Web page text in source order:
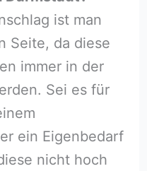
ist man
Seite, da diese
immer in der
Sei es für
ein Eigenbedarf
nicht hoch